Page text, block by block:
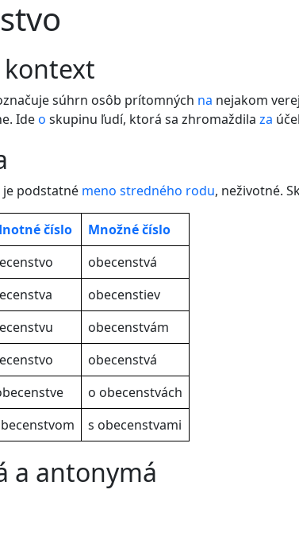
kontext
súhrn osôb prítomných na nejakom
Ideo skupinu ľudí, ktorá sa zhromaždila za
je podstatné meno stredného rodu, neživotné.
číslo
Množné číslo
obecenstvá
obecenstiev
obecenstvám
obecenstvá
o obecenstvách
s obecenstvami
a antonymá